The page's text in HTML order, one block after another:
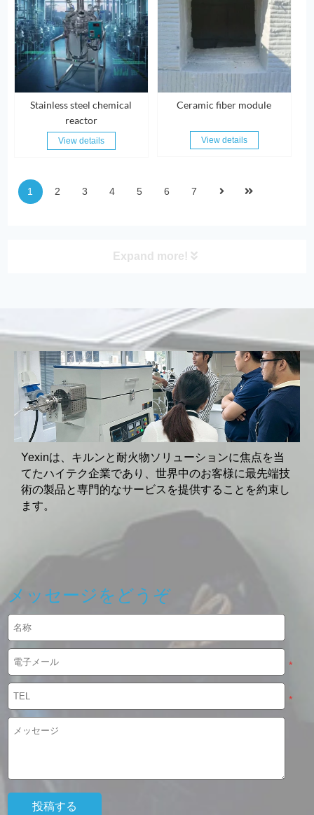
Stainless steel chemical
reactor
View details
Ceramic fiber module
View details
1 2 3 4 5 6 7
Expand more!
Product Category
Yexinは、キルンと耐火物ソリューションに焦点を当
てたハイテク企業であり、世界中のお客様に最先端技
術の製品と専門的なサービスを提供することを約束し
ます。
メッセージをどうぞ
*
*